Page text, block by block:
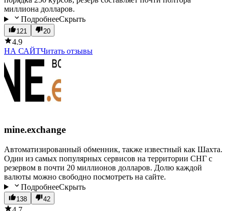
миллиона долларов.
ПодробнееСкрыть
121 20
4.9
НА САЙТЧитать отзывы
mine.exchange
Автоматизированный обменник, также известный как Шахта.
Один из самых популярных сервисов на территории СНГ с
резервом в почти 20 миллионов долларов. Долю каждой
валюты можно свободно посмотреть на сайте.
ПодробнееСкрыть
138 42